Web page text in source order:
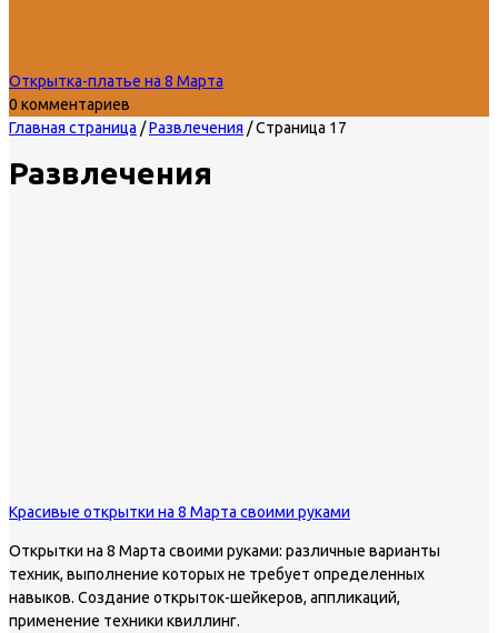
Открытка-платье на 8 Марта
0 комментариев
Главная страница /Развлечения /Страница 17
Развлечения
Красивые открытки на 8 Марта своими руками
Открытки на 8 Марта своими руками: различные варианты
техник, выполнение которых не требует определенных
навыков. Создание открыток-шейкеров, аппликаций,
применение техники квиллинг.